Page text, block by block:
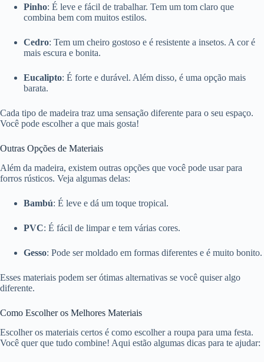
Pinho: É leve e fácil de trabalhar. Tem um tom claro que
combina bem com muitos estilos.
Cedro: Tem um cheiro gostoso e é resistente a insetos. A cor é
mais escura e bonita.
Eucalipto: É forte e durável. Além disso, é uma opção mais
barata.
Cada tipo de madeira traz uma sensação diferente para o seu espaço.
Você pode escolher a que mais gosta!
Outras Opções de Materiais
Além da madeira, existem outras opções que você pode usar para
forros rústicos. Veja algumas delas:
Bambú: É leve e dá um toque tropical.
PVC: É fácil de limpar e tem várias cores.
Gesso: Pode ser moldado em formas diferentes e é muito bonito.
Esses materiais podem ser ótimas alternativas se você quiser algo
diferente.
Como Escolher os Melhores Materiais
Escolher os materiais certos é como escolher a roupa para uma festa.
Você quer que tudo combine! Aqui estão algumas dicas para te ajudar: